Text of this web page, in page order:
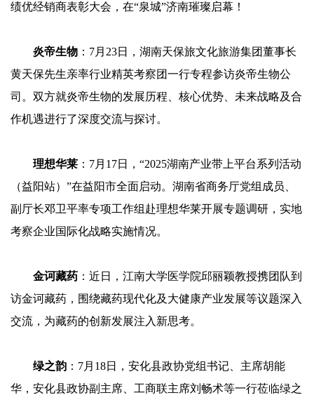
绩优经销商表彰大会，在“泉城”济南璀璨启幕！
炎帝生物 ：7月23日，湖南天保旅文化旅游集团董事长
黄天保先生亲率行业精英考察团一行专程参访炎帝生物公
司。双方就炎帝生物的发展历程、核心优势、未来战略及合
作机遇进行了深度交流与探讨。
理想华莱 ：7月17日，“2025湖南产业带上平台系列活动
（益阳站）”在益阳市全面启动。湖南省商务厅党组成员、
副厅长邓卫平率专项工作组赴理想华莱开展专题调研，实地
考察企业国际化战略实施情况。
金诃藏药 ：近日，江南大学医学院邱丽颖教授携团队到
访金诃藏药，围绕藏药现代化及大健康产业发展等议题深入
交流，为藏药的创新发展注入新思考。
绿之韵 ：7月18日，安化县政协党组书记、主席胡能
华，安化县政协副主席、工商联主席刘畅术等一行莅临绿之